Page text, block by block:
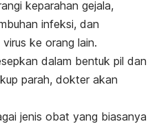
keparahan gejala,
infeksi, dan
ke orang lain.
dalam bentuk pil dan
parah, dokter akan
jenis obat yang biasanya